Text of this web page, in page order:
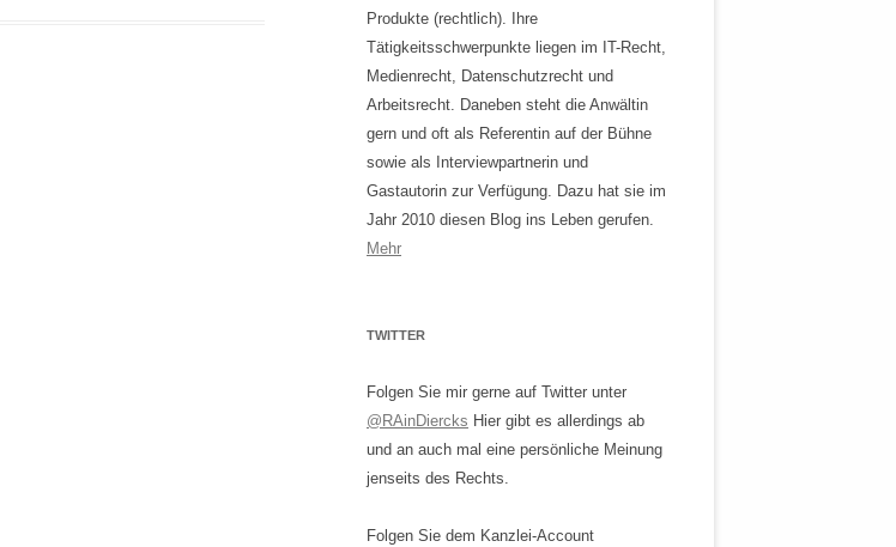
Produkte (rechtlich). Ihre
Tätigkeitsschwerpunkte liegen im IT-Recht,
Medienrecht, Datenschutzrecht und
Arbeitsrecht. Daneben steht die Anwältin
gern und oft als Referentin auf der Bühne
sowie als Interviewpartnerin und
Gastautorin zur Verfügung. Dazu hat sie im
Jahr 2010 diesen Blog ins Leben gerufen.
Mehr
TWITTER
Folgen Sie mir gerne auf Twitter unter
@RAinDiercks Hier gibt es allerdings ab
und an auch mal eine persönliche Meinung
jenseits des Rechts.
Folgen Sie dem Kanzlei-Account